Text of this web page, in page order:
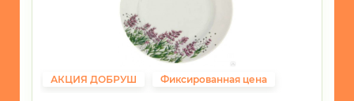
АКЦИЯ ДОБРУШ Фиксированная цена